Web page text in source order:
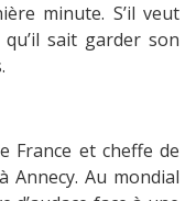
minute. S’il veut
sait garder son
France et cheffe de
Au mondial